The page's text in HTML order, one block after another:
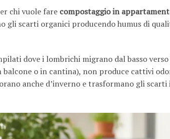
chi vuole fare compostaggio in
scarti organici producendo humus di
dove i lombrichi migrano dal basso
balcone o in cantina), non produce cattivi
anche d’inverno e trasformano gli